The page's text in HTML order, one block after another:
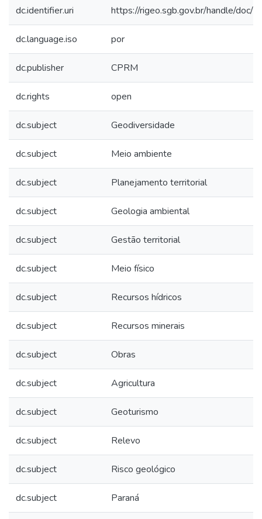
dc.identifier.uri https://rigeo.sgb.gov.br/handle/doc/
dc.language.iso por
dc.publisher CPRM
dc.rights open
dc.subject Geodiversidade
dc.subject Meio ambiente
dc.subject Planejamento territorial
dc.subject Geologia ambiental
dc.subject Gestão territorial
dc.subject Meio físico
dc.subject Recursos hídricos
dc.subject Recursos minerais
dc.subject Obras
dc.subject Agricultura
dc.subject Geoturismo
dc.subject Relevo
dc.subject Risco geológico
dc.subject Paraná